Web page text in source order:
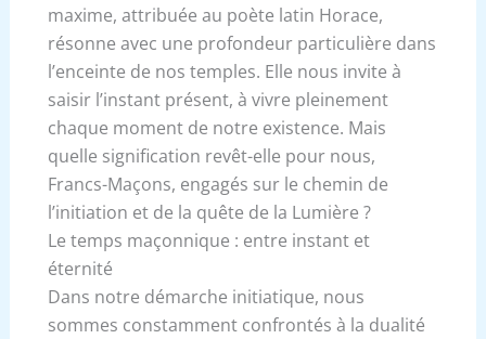
maxime, attribuée au poète latin Horace,
résonne avec une profondeur particulière dans
l’enceinte de nos temples. Elle nous invite à
saisir l’instant présent, à vivre pleinement
chaque moment de notre existence. Mais
quelle signification revêt-elle pour nous,
Francs-Maçons, engagés sur le chemin de
l’initiation et de la quête de la Lumière ?
Le temps maçonnique : entre instant et
éternité
Dans notre démarche initiatique, nous
sommes constamment confrontés à la dualité